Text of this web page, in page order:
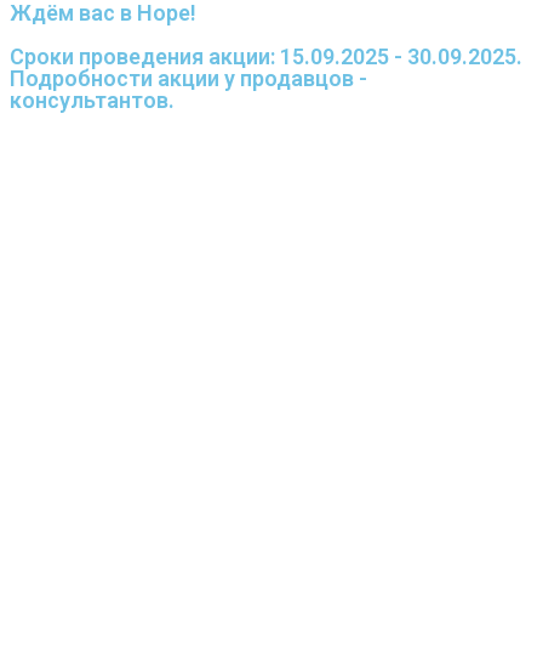
Ждём вас в Норе!
Сроки проведения акции: 15.09.2025 - 30.09.2025.
Подробности акции у продавцов -
консультантов.